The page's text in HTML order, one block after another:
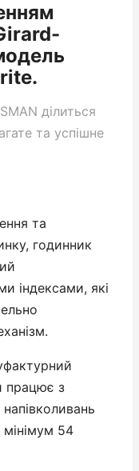
ділиться
та успішне
та
годинник
індексами, які
працює з
мінімум 54